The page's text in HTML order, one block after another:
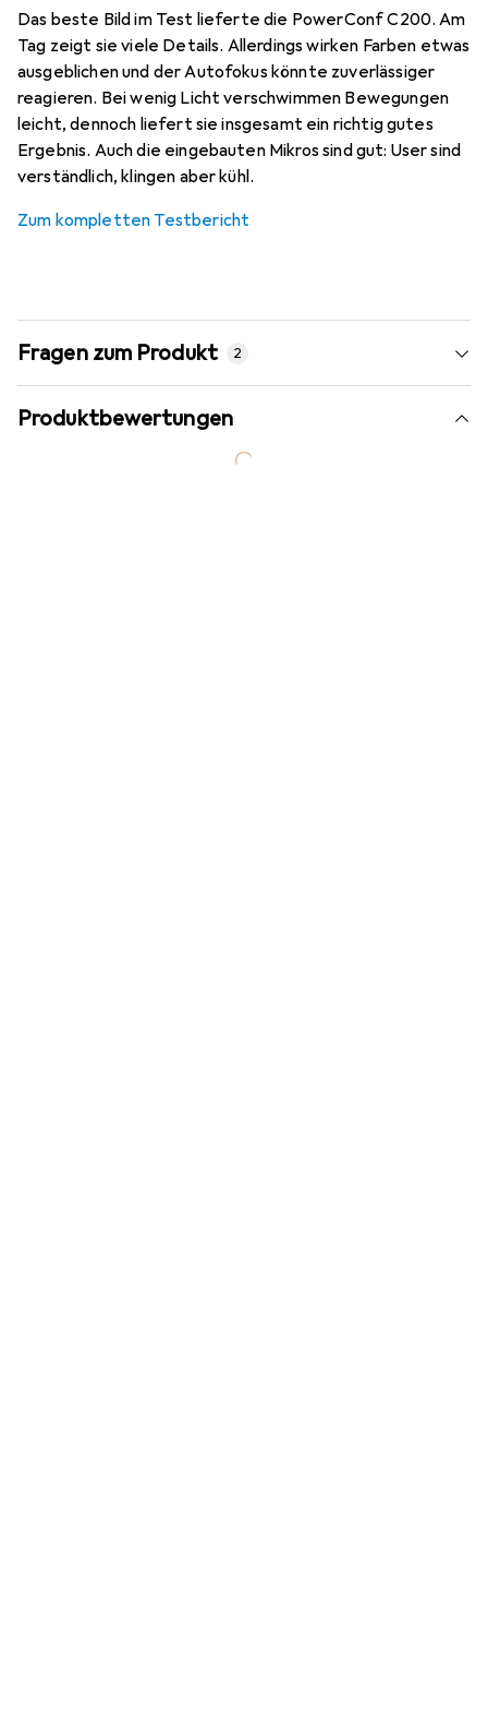
Das beste Bild im Test lieferte die PowerConf C200. Am
Tag zeigt sie viele Details. Allerdings wirken Farben etwas
ausgeblichen und der Autofokus könnte zuverlässiger
reagieren. Bei wenig Licht verschwimmen Bewegungen
leicht, dennoch liefert sie insgesamt ein richtig gutes
Ergebnis. Auch die eingebauten Mikros sind gut: User sind
verständlich, klingen aber kühl.
Zum kompletten Testbericht
Fragen zum Produkt 2
Produktbewertungen